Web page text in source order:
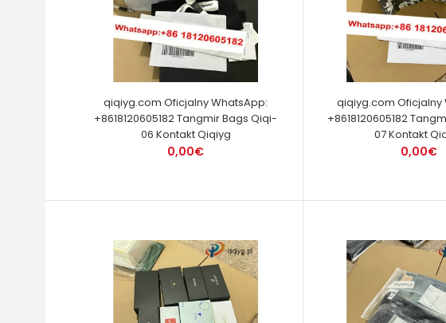
qiqiyg.com Oficjalny WhatsApp:
+8618120605182 Tangmir Bags Qiqi-
06 Kontakt Qiqiyg
0,00€
qiqiyg.com Oficjalny
+8618120605182
07 Kontakt
0,00€